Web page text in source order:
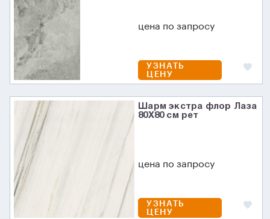
цена по запросу
УЗНАТЬ
ЦЕНУ
Шарм экстра флор Лаза
80X80 см рет
цена по запросу
УЗНАТЬ
ЦЕНУ